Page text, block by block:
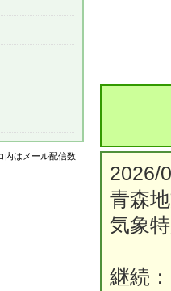
2026/
青森
気象
継続：
内はメール配信数